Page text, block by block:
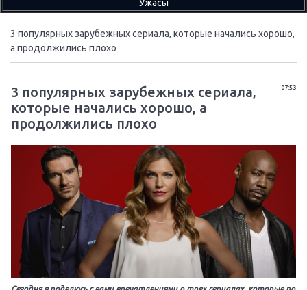
Ужасы
3 популярных зарубежных сериала, которые начались хорошо,
а продолжились плохо
07:53
3 популярных зарубежных сериала,
которые начались хорошо, а
продолжились плохо